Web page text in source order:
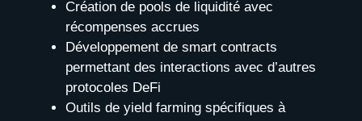
Création de pools de liquidité avec
récompenses accrues
Développement de smart contracts
permettant des interactions avec d’autres
protocoles DeFi
Outils de yield farming spécifiques à